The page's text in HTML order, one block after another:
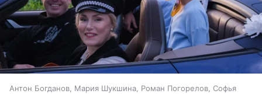
Антон Богданов, Мария Шукшина, Роман Погорелов, Софья